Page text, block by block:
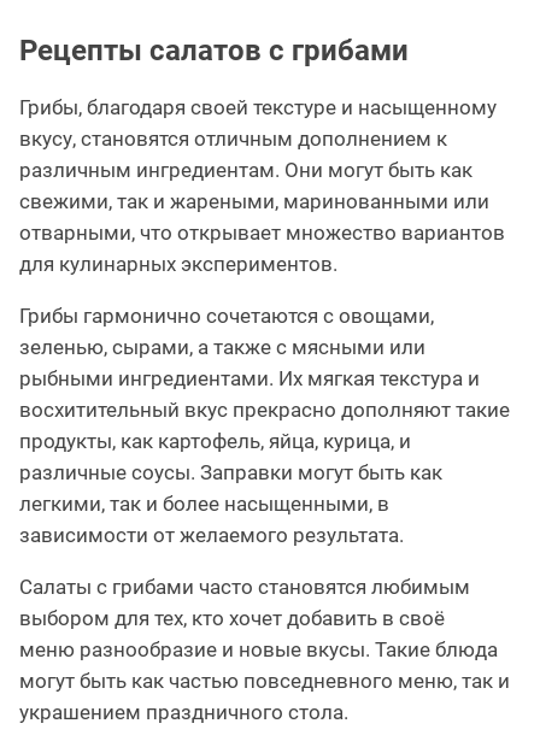
Рецепты салатов с грибами
Грибы, благодаря своей текстуре и насыщенному
вкусу, становятся отличным дополнением к
различным ингредиентам. Они могут быть как
свежими, так и жареными, маринованными или
отварными, что открывает множество вариантов
для кулинарных экспериментов.
Грибы гармонично сочетаются с овощами,
зеленью, сырами, а также с мясными или
рыбными ингредиентами. Их мягкая текстура и
восхитительный вкус прекрасно дополняют такие
продукты, как картофель, яйца, курица, и
различные соусы. Заправки могут быть как
легкими, так и более насыщенными, в
зависимости от желаемого результата.
Салаты с грибами часто становятся любимым
выбором для тех, кто хочет добавить в своё
меню разнообразие и новые вкусы. Такие блюда
могут быть как частью повседневного меню, так и
украшением праздничного стола.